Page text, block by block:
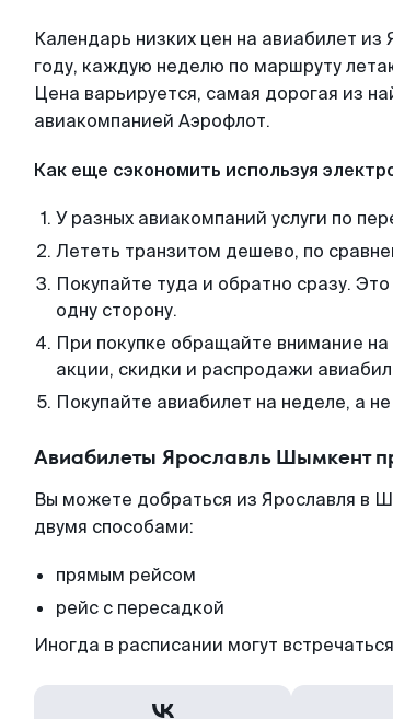
Календарь низких цен на авиабилет
году, каждую неделю по маршруту
Цена варьируется, самая дорогая из
авиакомпанией Аэрофлот.
Как еще сэкономить используя
У разных авиакомпаний услуги по
Лететь транзитом дешево, по
Покупайте туда и обратно сразу.
одну сторону.
При покупке обращайте внимание
акции, скидки и распродажи
Покупайте авиабилет на неделе, а
Авиабилеты Ярославль Шымкент
Вы можете добраться из Ярославля в
двумя способами:
прямым рейсом
рейс с пересадкой
Иногда в расписании могут